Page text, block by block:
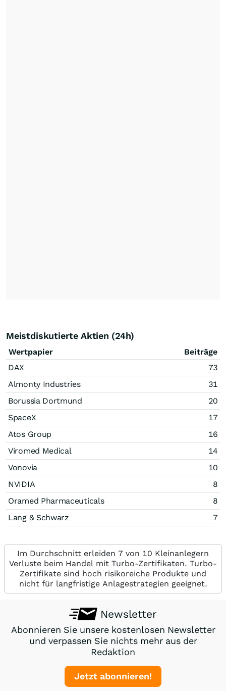
Meistdiskutierte Aktien (24h)
Wertpapier
Beiträge
DAX
73
Almonty Industries
31
Borussia Dortmund
20
SpaceX
17
Atos Group
16
Viromed Medical
14
Vonovia
10
NVIDIA
8
Oramed Pharmaceuticals
8
Lang & Schwarz
7
Im Durchschnitt erleiden 7 von 10 Kleinanlegern
Verluste beim Handel mit Turbo-Zertifikaten. Turbo-
Zertifikate sind hoch risikoreiche Produkte und
nicht für langfristige Anlagestrategien geeignet.
Newsletter
Abonnieren Sie unsere kostenlosen Newsletter
und verpassen Sie nichts mehr aus der
Redaktion
Jetzt abonnieren!